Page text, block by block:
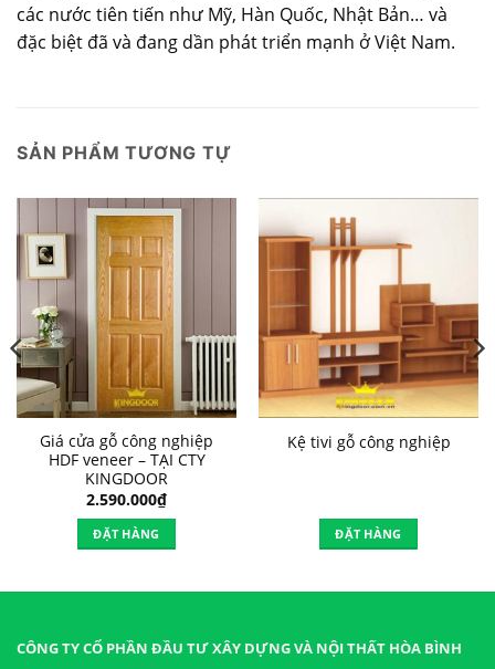
các nước tiên tiến như Mỹ, Hàn Quốc, Nhật Bản… và
đặc biệt đã và đang dần phát triển mạnh ở Việt Nam.
SẢN PHẨM TƯƠNG TỰ
Giá cửa gỗ công nghiệp
HDF veneer – TẠI CTY
KINGDOOR
2.590.000₫
ĐẶT HÀNG
Kệ tivi gỗ công nghiệp
ĐẶT HÀNG
CÔNG TY CỔ PHẦN ĐẦU TƯ XÂY DỰNG VÀ NỘI THẤT HÒA BÌNH